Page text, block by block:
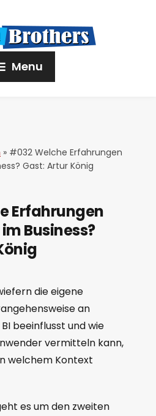
Menu
» #032 Welche Erfahrungen
Gast: Artur König
Erfahrungen
Business?
die eigene
an
beeinflusst und wie
vermitteln kann,
welchem Kontext
es um den zweiten